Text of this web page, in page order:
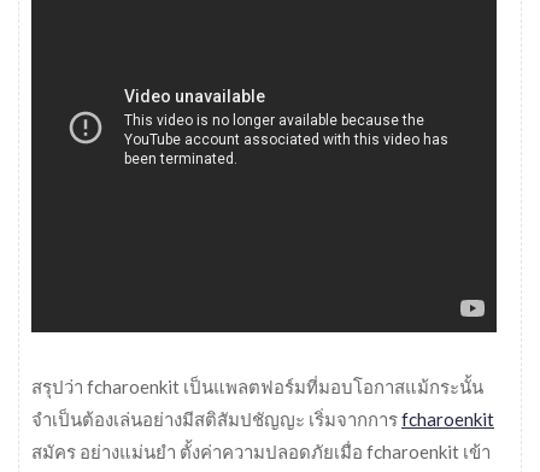
สรุปว่า fcharoenkit เป็นแพลตฟอร์มที่มอบโอกาสแม้กระนั้น
จำเป็นต้องเล่นอย่างมีสติสัมปชัญญะ เริ่มจากการfcharoenkit
สมัคร อย่างแม่นยำ ตั้งค่าความปลอดภัยเมื่อ fcharoenkit เข้า